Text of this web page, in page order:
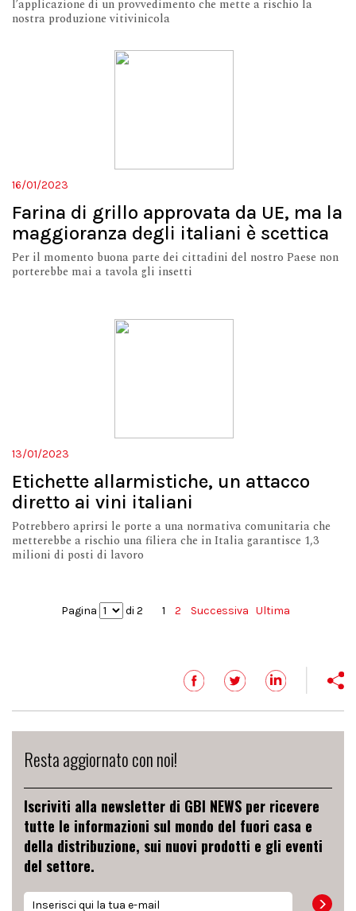
l’applicazione di un provvedimento che mette a rischio la
nostra produzione vitivinicola
16/01/2023
Farina di grillo approvata da UE, ma la
maggioranza degli italiani è scettica
Per il momento buona parte dei cittadini del nostro Paese non
porterebbe mai a tavola gli insetti
13/01/2023
Etichette allarmistiche, un attacco
diretto ai vini italiani
Potrebbero aprirsi le porte a una normativa comunitaria che
metterebbe a rischio una filiera che in Italia garantisce 1,3
milioni di posti di lavoro
Pagina di 2 1 2 Successiva Ultima
Resta aggiornato con noi!
Iscriviti alla newsletter di GBI NEWS per ricevere
tutte le informazioni sul mondo del fuori casa e
della distribuzione, sui nuovi prodotti e gli eventi
del settore.